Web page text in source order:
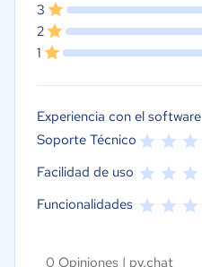
3
2
1
Experiencia con el software
Soporte Técnico
Facilidad de uso
Funcionalidades
0 Opiniones | py.chat